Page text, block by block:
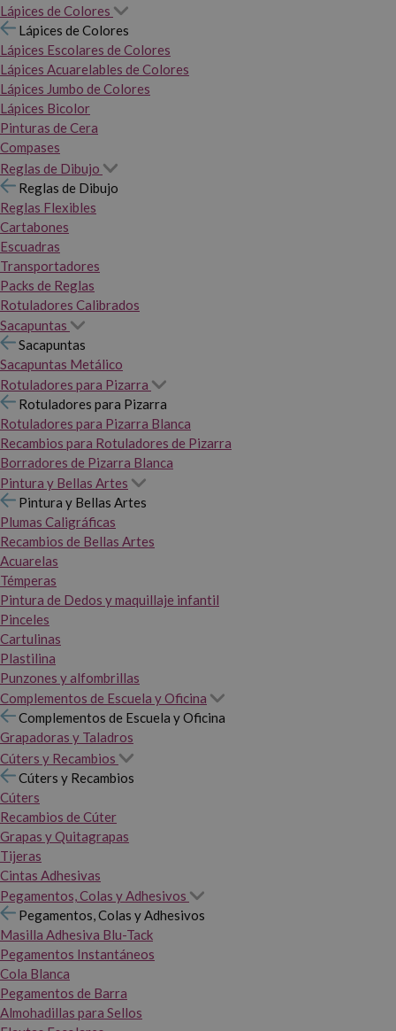
Lápices de Colores
Lápices de Colores
Lápices Escolares de Colores
Lápices Acuarelables de Colores
Lápices Jumbo de Colores
Lápices Bicolor
Pinturas de Cera
Compases
Reglas de Dibujo
Reglas de Dibujo
Reglas Flexibles
Cartabones
Escuadras
Transportadores
Packs de Reglas
Rotuladores Calibrados
Sacapuntas
Sacapuntas
Sacapuntas Metálico
Rotuladores para Pizarra
Rotuladores para Pizarra
Rotuladores para Pizarra Blanca
Recambios para Rotuladores de Pizarra
Borradores de Pizarra Blanca
Pintura y Bellas Artes
Pintura y Bellas Artes
Plumas Caligráficas
Recambios de Bellas Artes
Acuarelas
Témperas
Pintura de Dedos y maquillaje infantil
Pinceles
Cartulinas
Plastilina
Punzones y alfombrillas
Complementos de Escuela y Oficina
Complementos de Escuela y Oficina
Grapadoras y Taladros
Cúters y Recambios
Cúters y Recambios
Cúters
Recambios de Cúter
Grapas y Quitagrapas
Tijeras
Cintas Adhesivas
Pegamentos, Colas y Adhesivos
Pegamentos, Colas y Adhesivos
Masilla Adhesiva Blu-Tack
Pegamentos Instantáneos
Cola Blanca
Pegamentos de Barra
Almohadillas para Sellos